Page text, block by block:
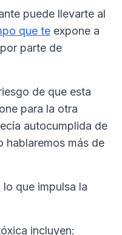
puede llevarte al
que te expone a
parte de
de que esta
para la otra
autocumplida de
hablaremos más de
que impulsa la
incluyen: